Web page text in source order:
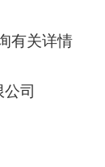
有关详情
司